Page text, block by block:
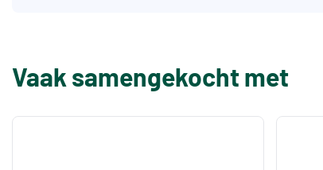
Vaak samengekocht met